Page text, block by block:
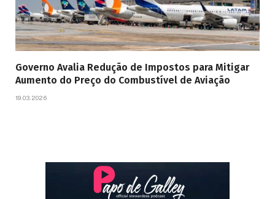
Governo Avalia Redução de Impostos para Mitigar
Aumento do Preço do Combustível de Aviação
19.03.2026